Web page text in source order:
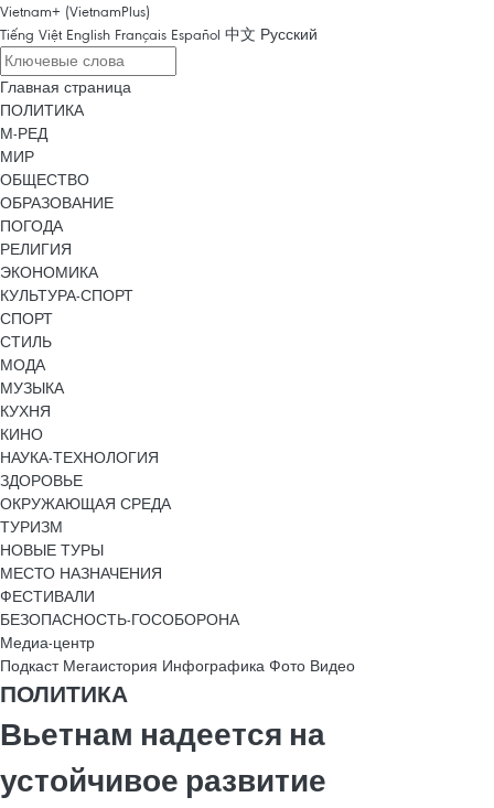
Vietnam+ (VietnamPlus)
Tiếng Việt English Français Español 中文 Русский
Главная страница
ПОЛИТИКА
М-РЕД
МИР
ОБЩЕСТВО
ОБРАЗОВАНИЕ
ПОГОДА
РЕЛИГИЯ
ЭКОНОМИКА
КУЛЬТУРА-СПОРТ
СПОРТ
СТИЛЬ
МОДА
МУЗЫКА
КУХНЯ
КИНО
НАУКА-ТЕХНОЛОГИЯ
ЗДОРОВЬЕ
ОКРУЖАЮЩАЯ СРЕДА
ТУРИЗМ
НОВЫЕ ТУРЫ
МЕСТО НАЗНАЧЕНИЯ
ФЕСТИВАЛИ
БЕЗОПАСНОСТЬ-ГОСОБОРОНА
Медиа-центр
Подкаст Мегаистория Инфографика Фото Видео
ПОЛИТИКА
Вьетнам надеется на
устойчивое развитие